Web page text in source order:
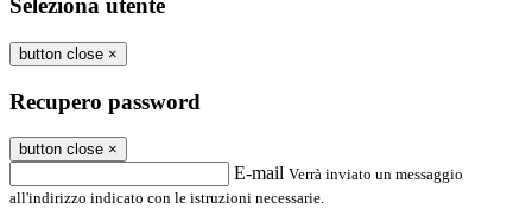
Seleziona utente
button close ×
Recupero password
button close ×
E-mail Verrà inviato un messaggio
all'indirizzo indicato con le istruzioni necessarie.